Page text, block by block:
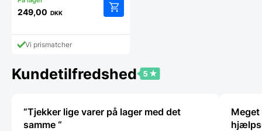
249,00 DKK
Vi prismatcher
Kundetilfredshed
“Tjekker lige varer på lager med det
samme “